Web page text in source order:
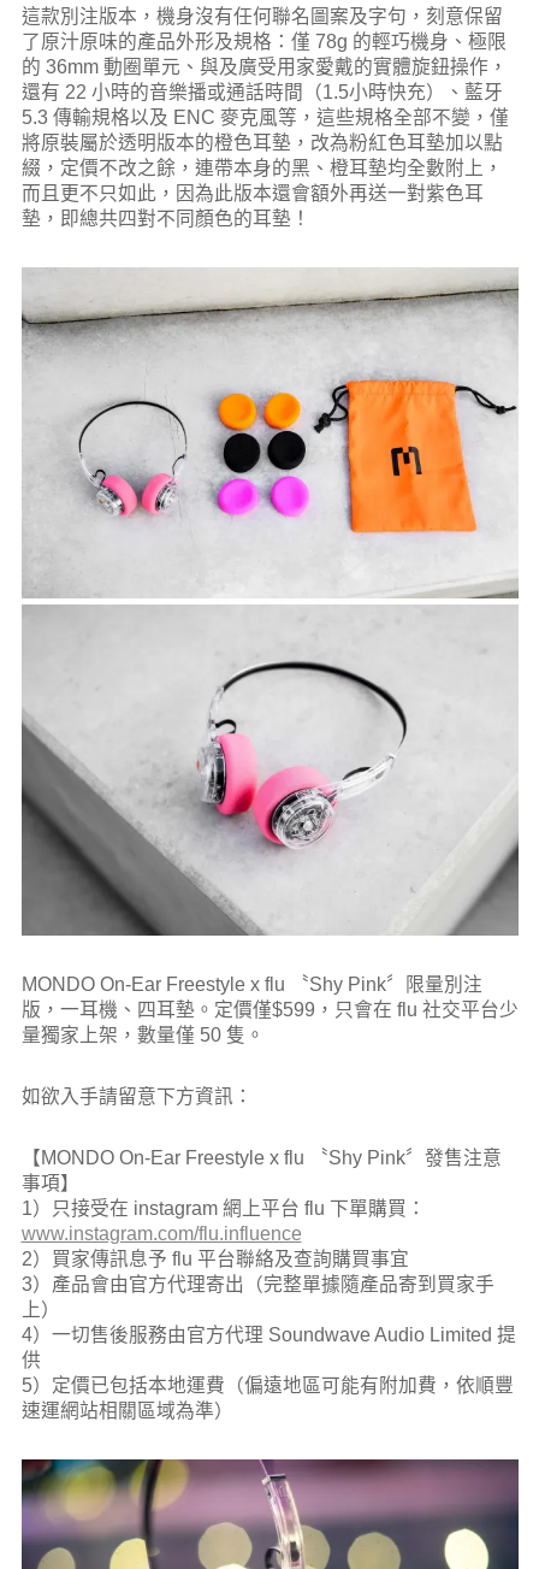
這款別注版本，機身沒有任何聯名圖案及字句，刻意保留
了原汁原味的產品外形及規格：僅 78g 的輕巧機身、極限
的 36mm 動圈單元、與及廣受用家愛戴的實體旋鈕操作，
還有 22 小時的音樂播或通話時間（1.5小時快充）、藍牙
5.3 傳輸規格以及 ENC 麥克風等，這些規格全部不變，僅
將原裝屬於透明版本的橙色耳墊，改為粉紅色耳墊加以點
綴，定價不改之餘，連帶本身的黑、橙耳墊均全數附上，
而且更不只如此，因為此版本還會額外再送一對紫色耳
墊，即總共四對不同顏色的耳墊！
MONDO On-Ear Freestyle x flu 〝Shy Pink〞限量別注
版，一耳機、四耳墊。定價僅$599，只會在 flu 社交平台少
量獨家上架，數量僅 50 隻。
如欲入手請留意下方資訊：
【MONDO On-Ear Freestyle x flu 〝Shy Pink〞發售注意
事項】
1）只接受在 instagram 網上平台 flu 下單購買：
www.instagram.com/flu.influence
2）買家傳訊息予 flu 平台聯絡及查詢購買事宜
3）產品會由官方代理寄出（完整單據隨產品寄到買家手
上）
4）一切售後服務由官方代理 Soundwave Audio Limited 提
供
5）定價已包括本地運費（偏遠地區可能有附加費，依順豐
速運網站相關區域為準）